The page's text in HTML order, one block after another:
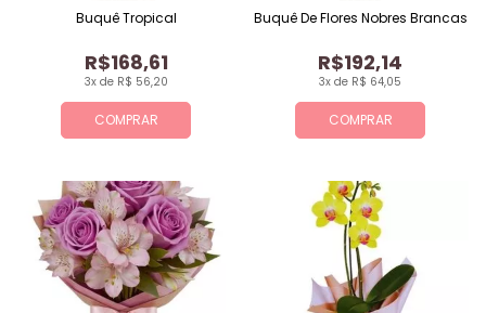
COMPRAR
3x de R$ 56,20
R$168,61
Buquê Tropical
COMPRAR
3x de R$ 64,05
R$192,14
Buquê De Flores Nobres Brancas